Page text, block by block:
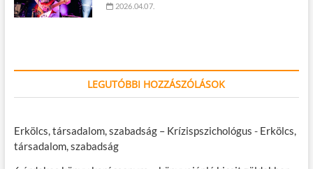
2026.04.07.
LEGUTÓBBI HOZZÁSZÓLÁSOK
Erkölcs, társadalom, szabadság – Krízispszichológus - Erkölcs,
társadalom, szabadság